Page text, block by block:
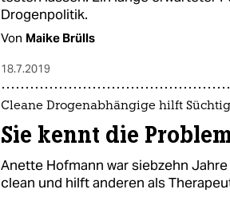
Drogenpolitik.
Von Maike Brülls
18.7.2019
Cleane Drogenabhängige hilft
Sie kennt die
Anette Hofmann war siebzehn
clean und hilft anderen als